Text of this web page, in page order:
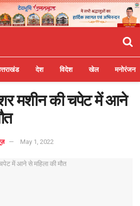
देश विदेश खेल मनोरंजन
मशीन की चपेट में आने
May 1, 2022